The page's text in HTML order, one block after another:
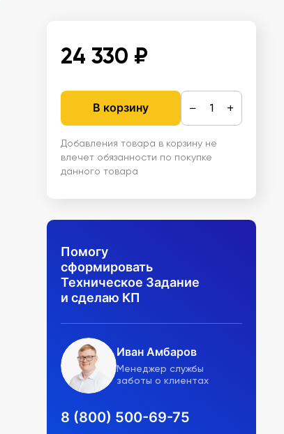
24 330 ₽
В корзину − +
Добавления товара в корзину не
влечет обязанности по покупке
данного товара
Помогу
сформировать
Техническое Задание
и сделаю КП
Иван Амбаров
Менеджер службы
заботы о клиентах
8 (800) 500-69-75